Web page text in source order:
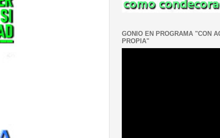
GONIO EN PROGRAMA "CON
PROPIA"